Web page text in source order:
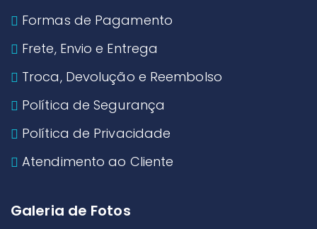
Formas de Pagamento
Frete, Envio e Entrega
Troca, Devolução e Reembolso
Política de Segurança
Política de Privacidade
Atendimento ao Cliente
Galeria de Fotos